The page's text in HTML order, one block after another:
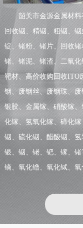
韶关市金源金属材
回收铟、精铟、粗铟、
锭、锗粉、锗片、回收
锗、锗泥、锗渣、二氧
靶材、高价收购回收ITO
铟、废铟丝、废铟珠、
银胶、金属镓、硝酸镓
化镓、氢氧化镓、碲化
铟、硫化铟、醋酸铟、
银、铟、铑、钯、镓、
镝、氧化镥、氧化铽、氧